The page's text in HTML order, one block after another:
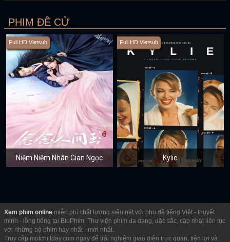
PHIM ĐỀ CỬ
Full HD Vietsub
Niệm Niệm Nhân Gian Ngọc
Full HD Vietsub
Kylie
Xem phim online miễn phí chất lượng siêu nét với phụ đề tiếng Việt - thuyết
minh - lồng tiếng tại BluPhim. Thư viện phim đa dạng, đặc sắc, cập nhật liên tục
với những bộ phim hay nhất - mới nhất.
Truy cập motchillday.com ngay để trải nghiệm giao diện trực quan, tiện lợi và